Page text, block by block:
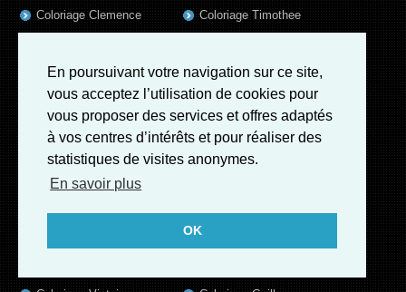
En poursuivant votre navigation sur ce site,
vous acceptez l’utilisation de cookies pour
vous proposer des services et offres adaptés
à vos centres d’intérêts et pour réaliser des
statistiques de visites anonymes.
En savoir plus
OK
Coloriage Clemence
Coloriage Axel
Coloriage Lola
Coloriage Samuel
Coloriage Valentin
Coloriage Jules
Coloriage Romain
Coloriage Timothee
Coloriage Liam
Coloriage Baptiste
Coloriage Lisa
Coloriage Alix
Coloriage Mathis